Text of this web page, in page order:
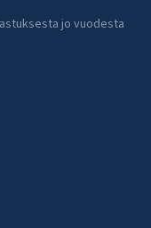
jo vuodesta